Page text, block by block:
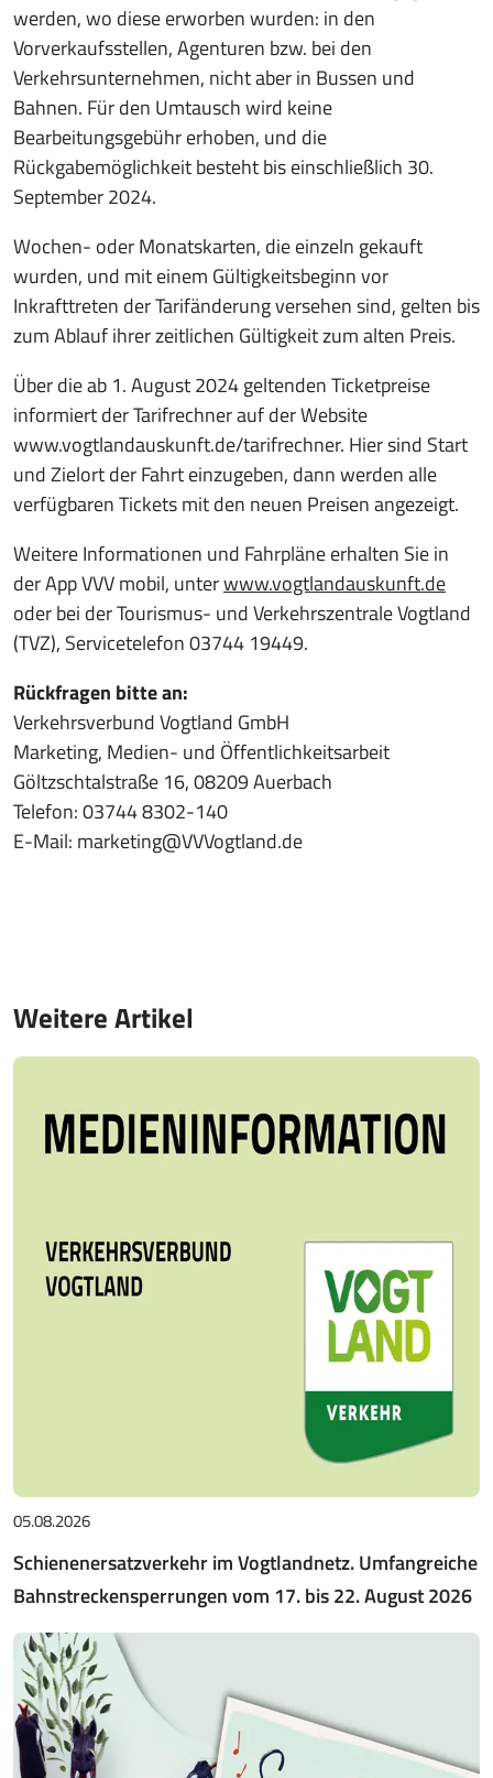
werden, wo diese erworben wurden: in den
Vorverkaufsstellen, Agenturen bzw. bei den
Verkehrsunternehmen, nicht aber in Bussen und
Bahnen. Für den Umtausch wird keine
Bearbeitungsgebühr erhoben, und die
Rückgabemöglichkeit besteht bis einschließlich 30.
September 2024.
Wochen- oder Monatskarten, die einzeln gekauft
wurden, und mit einem Gültigkeitsbeginn vor
Inkrafttreten der Tarifänderung versehen sind, gelten bis
zum Ablauf ihrer zeitlichen Gültigkeit zum alten Preis.
Über die ab 1. August 2024 geltenden Ticketpreise
informiert der Tarifrechner auf der Website
www.vogtlandauskunft.de/tarifrechner. Hier sind Start
und Zielort der Fahrt einzugeben, dann werden alle
verfügbaren Tickets mit den neuen Preisen angezeigt.
Weitere Informationen und Fahrpläne erhalten Sie in
der App VVV mobil, unterwww.vogtlandauskunft.de
oder bei der Tourismus- und Verkehrszentrale Vogtland
(TVZ), Servicetelefon 03744 19449.
Rückfragen bitte an:
Verkehrsverbund Vogtland GmbH
Marketing, Medien- und Öffentlichkeitsarbeit
Göltzschtalstraße 16, 08209 Auerbach
Telefon: 03744 8302-140
E-Mail: marketing@VVVogtland.de
Weitere Artikel
05.08.2026
Schienenersatzverkehr im Vogtlandnetz. Umfangreiche
Bahnstreckensperrungen vom 17. bis 22. August 2026